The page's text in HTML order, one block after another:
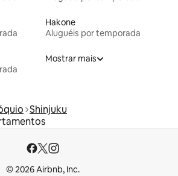
Hakone
Aluguéis por temporada
Mostrar mais
Shinjuku
© 2026 Airbnb, Inc.